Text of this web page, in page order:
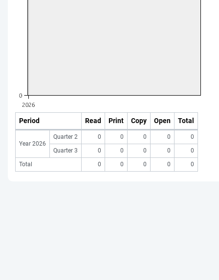
Period Read Print Copy Open Total
Year 2026
Quarter 2 0 0 0 0
0
Quarter 3
0 0 0 0
0
Total
0 0 0 0 0